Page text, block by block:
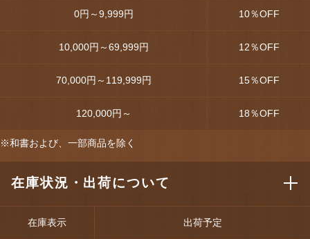
0円～9,999円 10％OFF
10,000円～69,999円 12％OFF
70,000円～119,999円 15％OFF
120,000円～ 18％OFF
※和書および、一部商品を除く
在庫状況・出荷について
在庫表示 出荷予定